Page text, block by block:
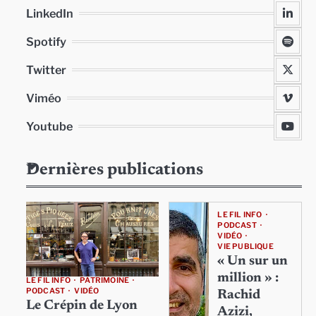
LinkedIn
Spotify
Twitter
Viméo
Youtube
Dernières publications
LE FIL INFO
PATRIMOINE
PODCAST
VIDÉO
Le Crépin de Lyon
LE FIL INFO
PODCAST
VIDÉO
VIE PUBLIQUE
« Un sur un
million » :
Rachid
Azizi,